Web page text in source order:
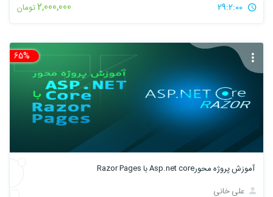
2,000,000تومان
65%
آموزش پروژه محورAsp.net core با Razor Pages
علی خانی